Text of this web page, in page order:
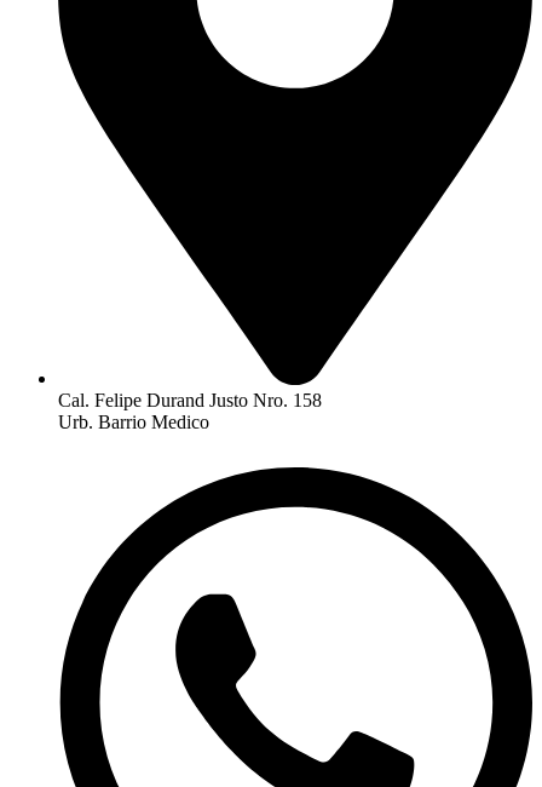
Cal. Felipe Durand Justo Nro. 158
Urb. Barrio Medico